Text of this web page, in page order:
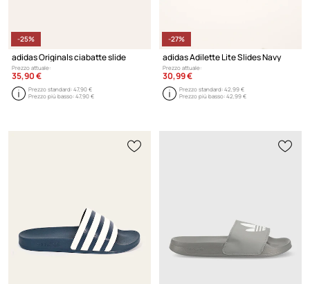
-25%
adidas Originals ciabatte slide
Prezzo attuale:
35,90 €
Prezzo standard:47,90 €
Prezzo più basso:47,90 €
-27%
adidas Adilette Lite Slides Navy
Prezzo attuale:
30,99 €
Prezzo standard:42,99 €
Prezzo più basso:42,99 €